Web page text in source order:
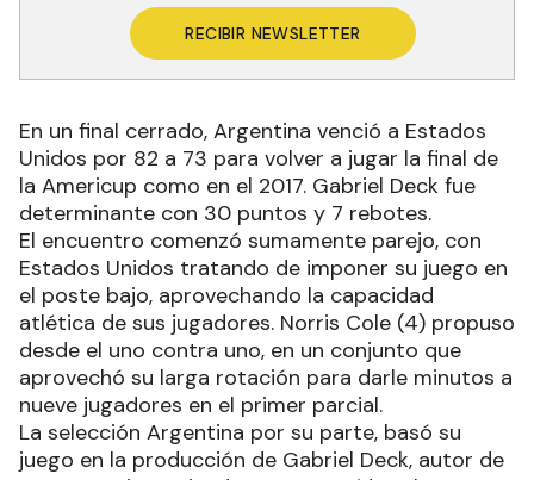
RECIBIR NEWSLETTER
En un final cerrado, Argentina venció a Estados
Unidos por 82 a 73 para volver a jugar la final de
la Americup como en el 2017. Gabriel Deck fue
determinante con 30 puntos y 7 rebotes.
El encuentro comenzó sumamente parejo, con
Estados Unidos tratando de imponer su juego en
el poste bajo, aprovechando la capacidad
atlética de sus jugadores. Norris Cole (4) propuso
desde el uno contra uno, en un conjunto que
aprovechó su larga rotación para darle minutos a
nueve jugadores en el primer parcial.
La selección Argentina por su parte, basó su
juego en la producción de Gabriel Deck, autor de